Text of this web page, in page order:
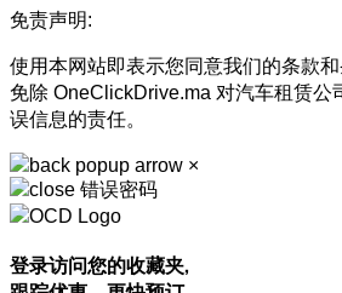
免责声明:
使用本网站即表示您同意我们的条款
免除 OneClickDrive.ma 对汽车租赁公
误信息的责任。
×
错误密码
登录访问您的收藏夹,